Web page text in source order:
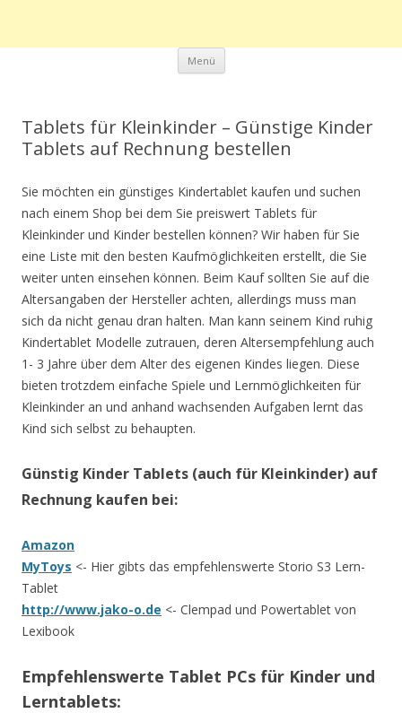
Menü Zum Inhalt springen
Tablets für Kleinkinder – Günstige Kinder
Tablets auf Rechnung bestellen
Sie möchten ein günstiges Kindertablet kaufen und suchen
nach einem Shop bei dem Sie preiswert Tablets für
Kleinkinder und Kinder bestellen können? Wir haben für Sie
eine Liste mit den besten Kaufmöglichkeiten erstellt, die Sie
weiter unten einsehen können. Beim Kauf sollten Sie auf die
Altersangaben der Hersteller achten, allerdings muss man
sich da nicht genau dran halten. Man kann seinem Kind ruhig
Kindertablet Modelle zutrauen, deren Altersempfehlung auch
1- 3 Jahre über dem Alter des eigenen Kindes liegen. Diese
bieten trotzdem einfache Spiele und Lernmöglichkeiten für
Kleinkinder an und anhand wachsenden Aufgaben lernt das
Kind sich selbst zu behaupten.
Günstig Kinder Tablets (auch für Kleinkinder) auf
Rechnung kaufen bei:
Amazon
MyToys <- Hier gibts das empfehlenswerte Storio S3 Lern-
Tablet
http://www.jako-o.de <- Clempad und Powertablet von
Lexibook
Empfehlenswerte Tablet PCs für Kinder und
Lerntablets: